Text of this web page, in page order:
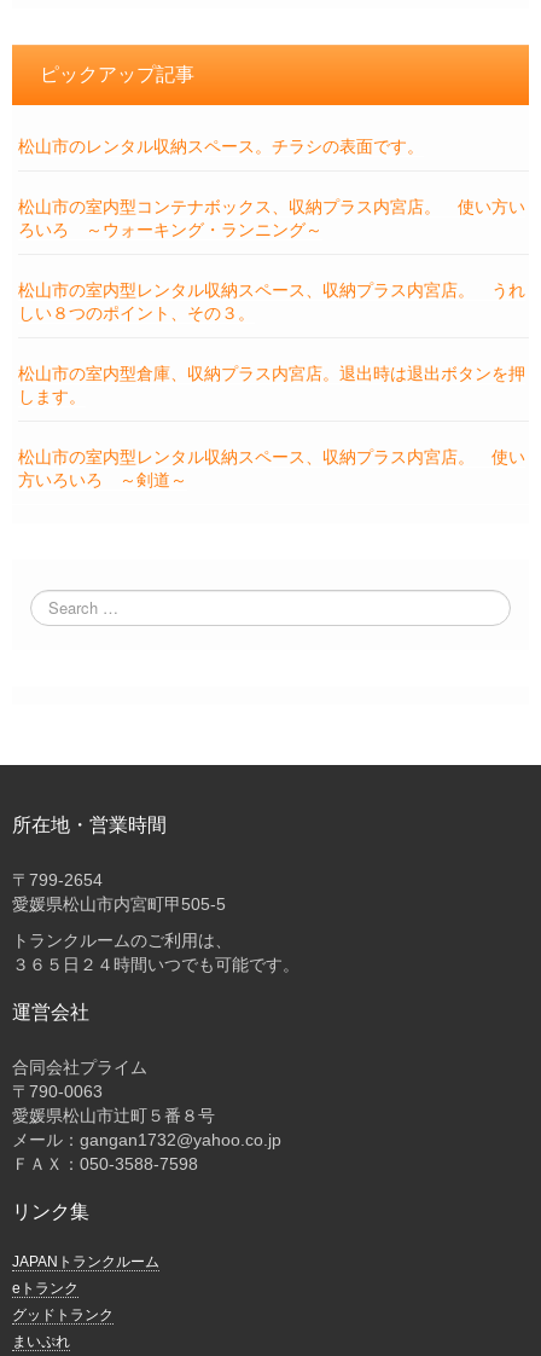
ピックアップ記事
松山市のレンタル収納スペース。チラシの表面です。
松山市の室内型コンテナボックス、収納プラス内宮店。 使い方い
ろいろ ～ウォーキング・ランニング～
松山市の室内型レンタル収納スペース、収納プラス内宮店。 うれ
しい８つのポイント、その３。
松山市の室内型倉庫、収納プラス内宮店。退出時は退出ボタンを押
します。
松山市の室内型レンタル収納スペース、収納プラス内宮店。 使い
方いろいろ ～剣道～
所在地・営業時間
〒 799-2654
愛媛県松山市内宮町甲505-5
トランクルームのご利用は、
３６５日２４時間いつでも可能です。
運営会社
合同会社プライム
〒 790-0063
愛媛県松山市辻町５番８号
メール：gangan1732@yahoo.co.jp
ＦＡＸ：050-3588-7598
リンク集
JAPANトランクルーム
eトランク
グッドトランク
まいぷれ